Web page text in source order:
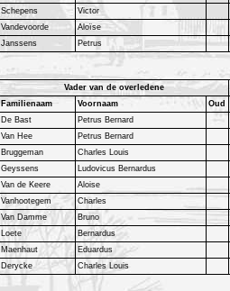
Schepens Victor
Vandevoorde Aloïse
Janssens Petrus
Vader van de overledene
Familienaam Voornaam Oud
De Bast Petrus Bernard
Van Hee Petrus Bernard
Bruggeman Charles Louis
Geyssens Ludovicus Bernardus
Van de Keere Aloise
Vanhootegem Charles
Van Damme Bruno
Loete Bernardus
Maenhaut Eduardus
Derycke Charles Louis